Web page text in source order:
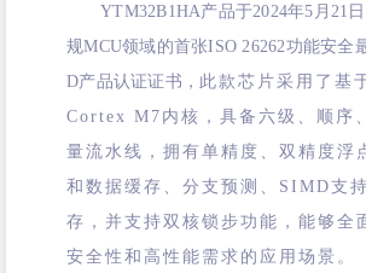
YTM32B1HA产品于2024年5月21
规MCU领域的首张ISO 26262功能安全
D产品认证证书， 此款芯片采用了基
Cortex M7内核，具备六级、顺序
量流水线，拥有单精度、双精度浮
和数据缓存、分支预测、SIMD支
存，并支持双核锁步功能，能够全
安全性和高性能需求的应用场景。